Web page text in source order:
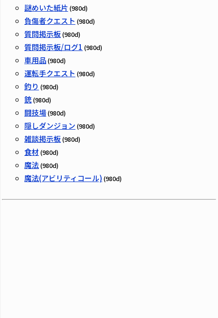
謎めいた紙片 (980d)
負傷者クエスト (980d)
質問掲示板(980d)
質問掲示板/ログ1 (980d)
車用品(980d)
運転手クエスト (980d)
釣り (980d)
銃(980d)
闘技場(980d)
隠しダンジョン (980d)
雑談掲示板(980d)
食材 (980d)
魔法(980d)
魔法(アビリティコール) (980d)